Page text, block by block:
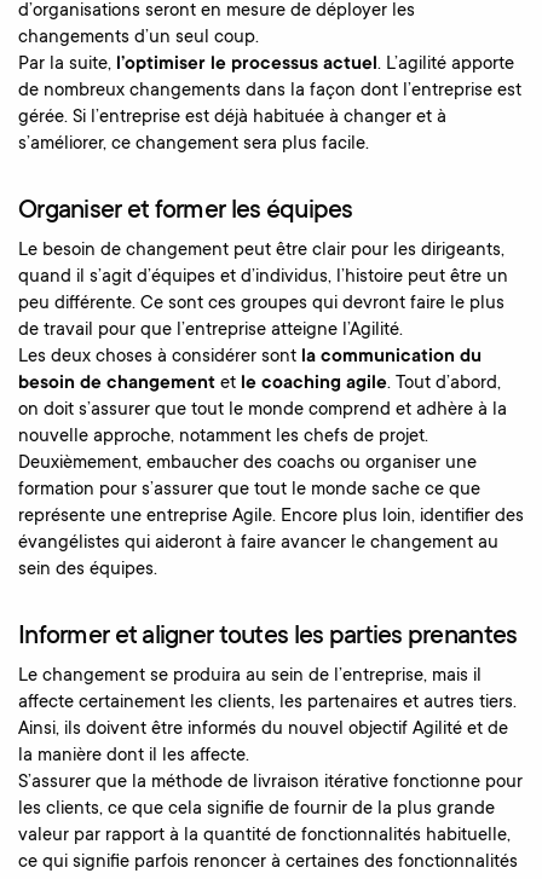
d’organisations seront en mesure de déployer les
changements d’un seul coup.
Par la suite, l’optimiser le processus actuel. L’agilité apporte
de nombreux changements dans la façon dont l’entreprise est
gérée. Si l’entreprise est déjà habituée à changer et à
s’améliorer, ce changement sera plus facile.
Organiser et former les équipes
Le besoin de changement peut être clair pour les dirigeants,
quand il s’agit d’équipes et d’individus, l’histoire peut être un
peu différente. Ce sont ces groupes qui devront faire le plus
de travail pour que l’entreprise atteigne l’Agilité.
Les deux choses à considérer sont la communication du
besoin de changement et le coaching agile. Tout d’abord,
on doit s’assurer que tout le monde comprend et adhère à la
nouvelle approche, notamment les chefs de projet.
Deuxièmement, embaucher des coachs ou organiser une
formation pour s’assurer que tout le monde sache ce que
représente une entreprise Agile. Encore plus loin, identifier des
évangélistes qui aideront à faire avancer le changement au
sein des équipes.
Informer et aligner toutes les parties prenantes
Le changement se produira au sein de l’entreprise, mais il
affecte certainement les clients, les partenaires et autres tiers.
Ainsi, ils doivent être informés du nouvel objectif Agilité et de
la manière dont il les affecte.
S’assurer que la méthode de livraison itérative fonctionne pour
les clients, ce que cela signifie de fournir de la plus grande
valeur par rapport à la quantité de fonctionnalités habituelle,
ce qui signifie parfois renoncer à certaines des fonctionnalités